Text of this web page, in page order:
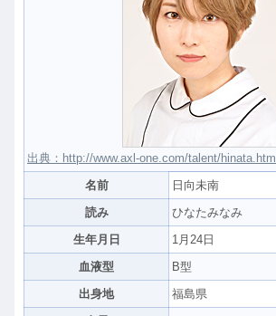
出典：http://www.axl-one.com/talent/hinata.html
名前
日向未南
読み
ひなたみなみ
生年月日
1月24日
血液型
B型
出身地
福島県